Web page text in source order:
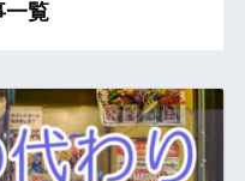
一覧